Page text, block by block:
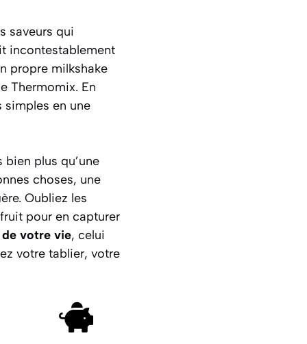
saveurs qui
incontestablement
propre milkshake
Thermomix. En
simples en une
plus qu’une
choses, une
Oubliez les
pour en capturer
votre vie, celui
votre tablier, votre